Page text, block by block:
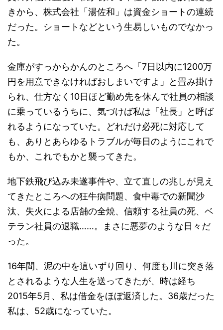
きから、株式会社「湯佐和」は資金ショートの連続
だった。ショートなどという生易しいものでなかっ
た。
金庫がすっからかんのところへ「7日以内に1200万
円を用意できなければおしまいですよ」と畳み掛け
られ、仕方なく10日ほど勤め先を休んで社員の相談
に乗っているうちに、気づけば私は「社長」と呼ば
れるようになっていた。どれだけ必死に対応して
も、ありとあらゆるトラブルが毎日のようにこれで
もか、これでもかと襲ってきた。
地下鉄飛び込み未遂事件や、立て直しの兆しが見え
てきたところへの狂牛病問題、食中毒での新聞沙
汰、失火による店舗の全焼、信頼する社員の死、ベ
テラン社員の退職……。まさに悪夢のような日々だ
った。
16年間、泥の中を這いずり回り、何度も川に突き落
とされるような人生を送ってきたが、時は経ち
2015年5月、私は借金をほぼ返済した。36歳だった
私は、52歳になっていた。